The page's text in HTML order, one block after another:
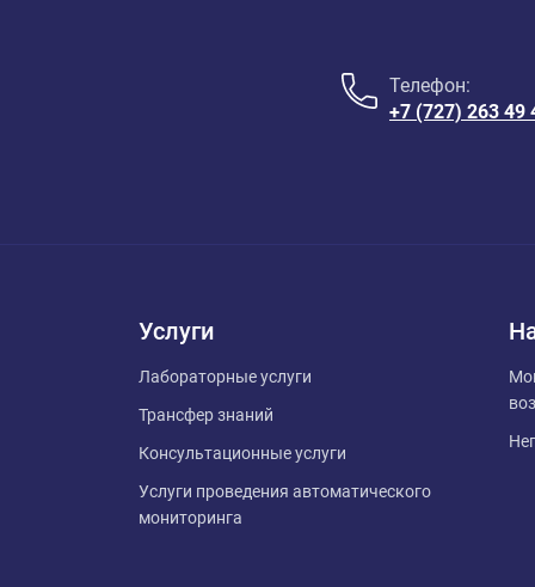
Телефон:
+7 (727) 263 49
Услуги
Лабораторные услуги
Трансфер знаний
Консультационные услуги
Услуги проведения автоматического
мониторинга